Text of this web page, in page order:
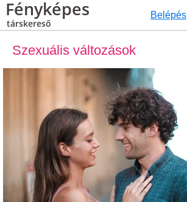
Fényképes
társkereső
Belépés
Szexuális változások